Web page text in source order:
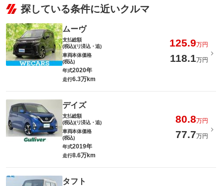
探している条件に近いクルマ
ムーヴ
支払総額
(税込)(リ済込・追)
125.9万円
車両本体価格
(税込)
118.1万円
年式2020年
走行6.3万km
デイズ
支払総額
(税込)(リ済込・追)
80.8万円
車両本体価格
(税込)
77.7万円
年式2019年
走行8.6万km
タフト